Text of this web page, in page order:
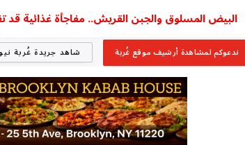
البيض المسلوق والجبن القريش.. مفاجأة غذائية قد
ندعوكم لمشاهدة أرشيف موقع غُربة شاهد جريدة غُربة